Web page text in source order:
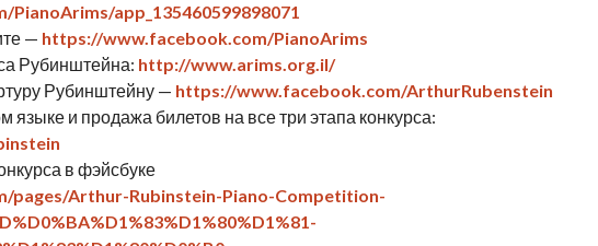
app_135460599898071
— https://www.facebook.com/PianoArims
Рубинштейна: http://www.arims.org.il/
Рубинштейну — https://www.facebook.com/ArthurRubenstein
и продажа билетов на все три этапа конкурса:
в фэйсбуке
pages/Arthur-Rubinstein-Piano-Competition-